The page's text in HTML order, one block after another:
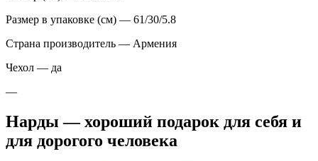
Размер в упаковке (см) — 61/30/5.8
Страна производитель — Армения
Чехол — да
—
Нарды — хороший подарок для себя и
для дорогого человека